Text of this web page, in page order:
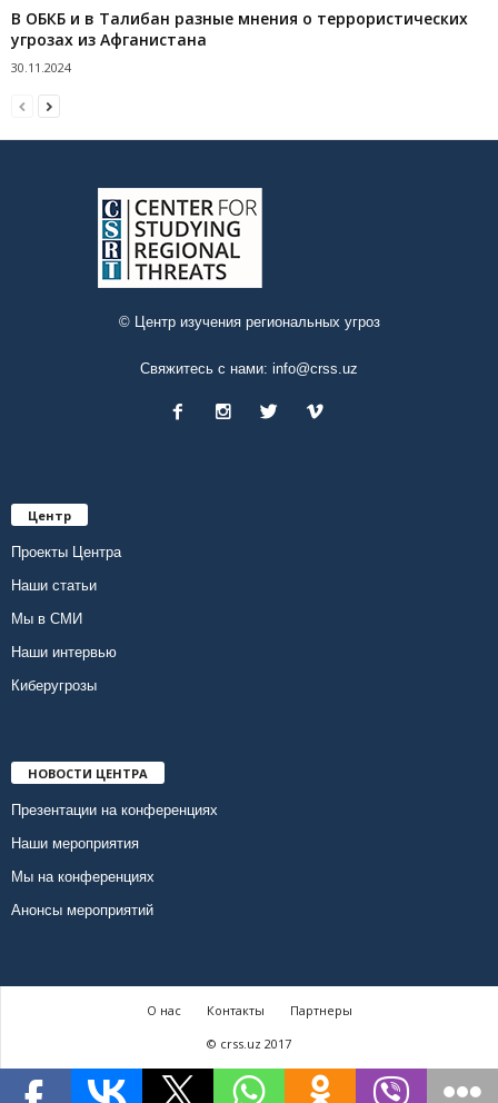
В ОБКБ и в Талибан разные мнения о террористических
угрозах из Афганистана
30.11.2024
© Центр изучения региональных угроз
Свяжитесь с нами: info@crss.uz
Центр
Проекты Центра
Наши статьи
Мы в СМИ
Наши интервью
Киберугрозы
НОВОСТИ ЦЕНТРА
Презентации на конференциях
Наши мероприятия
Мы на конференциях
Анонсы мероприятий
О нас Контакты
Партнеры
© crss.uz 2017